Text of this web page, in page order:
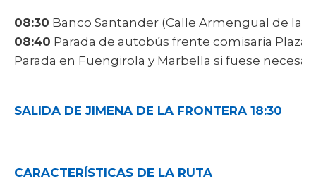
08:30 Banco Santander (Calle Armengual de la
08:40 Parada de autobús frente comisaria Plaza
Parada en Fuengirola y Marbella si fuese
SALIDA DE JIMENA DE LA FRONTERA 18:30
CARACTERÍSTICAS DE LA RUTA